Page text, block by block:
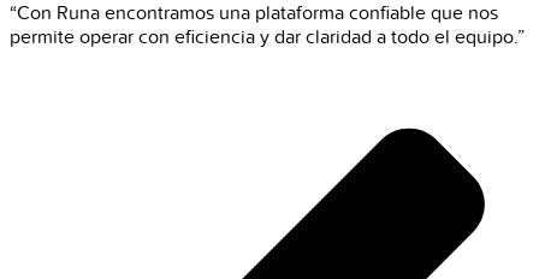
“Con Runa encontramos una plataforma confiable que nos
permite operar con eficiencia y dar claridad a todo el equipo.”